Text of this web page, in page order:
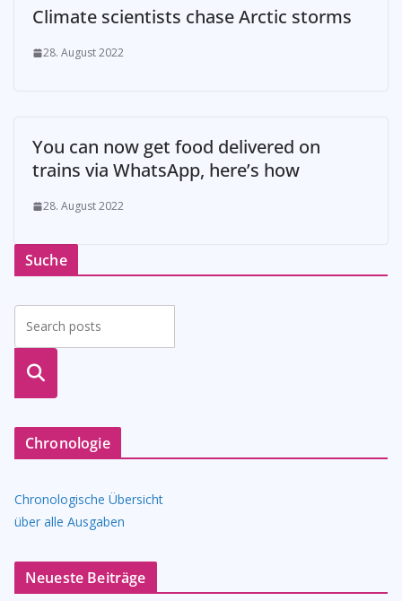
Climate scientists chase Arctic storms
28. August 2022
You can now get food delivered on
trains via WhatsApp, here’s how
28. August 2022
Suche
suche
Chronologie
Chronologische Übersicht
über alle Ausgaben
Neueste Beiträge